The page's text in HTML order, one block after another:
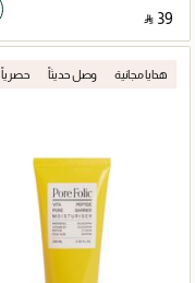
‎ ⃁ ⁦39⁩ ‎
هدايا مجانية وصل حديثاً حصرياً